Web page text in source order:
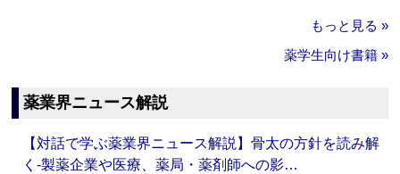
もっと見る »
薬学生向け書籍 »
薬業界ニュース解説
【対話で学ぶ薬業界ニュース解説】骨太の方針を読み解
く‐製薬企業や医療、薬局・薬剤師への影…